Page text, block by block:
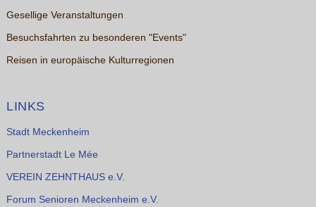
Gesellige Veranstaltungen
Besuchsfahrten zu besonderen "Events"
Reisen in europäische Kulturregionen
LINKS
Stadt Meckenheim
Partnerstadt Le Mée
VEREIN ZEHNTHAUS e.V.
Forum Senioren Meckenheim e.V.